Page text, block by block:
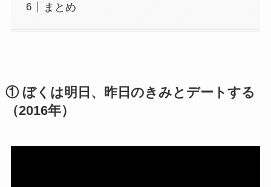
まとめ
① ぼくは明日、昨日のきみとデートする
（2016年）